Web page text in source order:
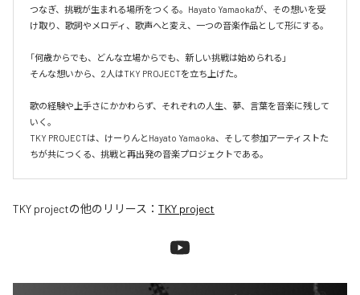
つなぎ、挑戦が生まれる場所をつくる。Hayato Yamaokaが、その想いを受
け取り、歌詞やメロディ、歌声へと変え、一つの音楽作品として形にする。
「何歳からでも、どんな立場からでも、新しい挑戦は始められる」
そんな想いから、2人はTKY PROJECTを立ち上げた。
歌の経験や上手さにかかわらず、それぞれの人生、夢、言葉を音楽に残して
いく。
TKY PROJECTは、けーりんとHayato Yamaoka、そして参加アーティストた
ちが共につくる、挑戦と再出発の音楽プロジェクトである。
TKY projectの他のリリース： TKY project